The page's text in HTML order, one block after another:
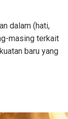
dalam (hati,
masing terkait
baru yang